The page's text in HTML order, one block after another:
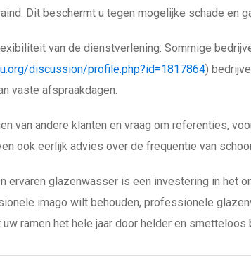
Dit beschermt u tegen mogelijke schade en
van de dienstverlening. Sommige
discussion/profile.php?id=1817864)
vaste afspraakdagen.
van andere klanten en vraag om referenties,
ook eerlijk advies over de frequentie van
ervaren glazenwasser is een investering in het
imago wilt behouden, professionele
ramen het hele jaar door helder en